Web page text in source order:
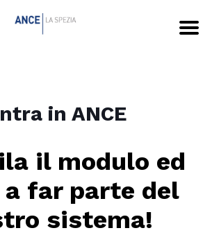
in ANCE
il modulo ed
far parte del
sistema!